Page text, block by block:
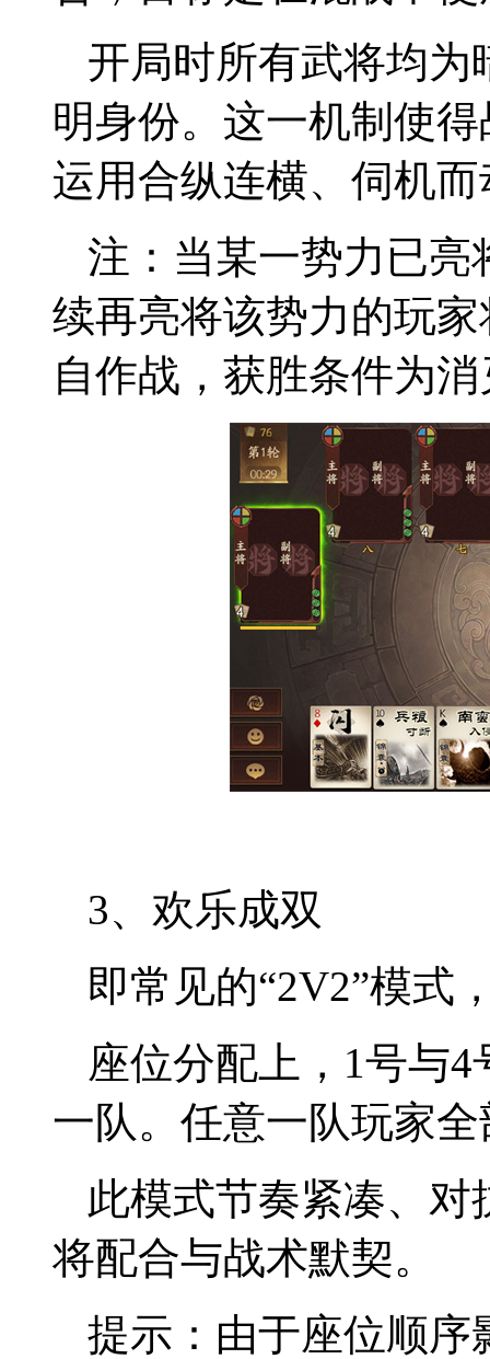
开局时所有武将均为
明身份。这一机制使
运用合纵连横、伺机
注：当某一势力已亮
续再亮将该势力的玩
自作战，获胜条件为
3、欢乐成双
即常见的“2V2”模式
座位分配上，1号与
一队。任意一队玩家
此模式节奏紧凑、
将配合与战术默契。
提示：由于座位顺序